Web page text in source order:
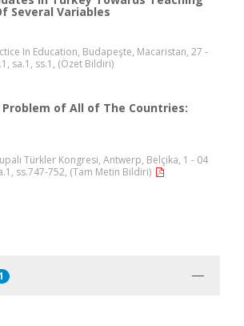
Several Variables
In Education, Budapeşte, Macaristan, 27 -
sa.1, ss.1, (Özet Bildiri)
of All of The Countries:
Türkler Kongresi, Antwerp, Belçika, 1 - 04
ss.747-752, (Tam Metin Bildiri)